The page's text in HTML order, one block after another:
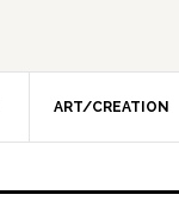
ART/CREATION